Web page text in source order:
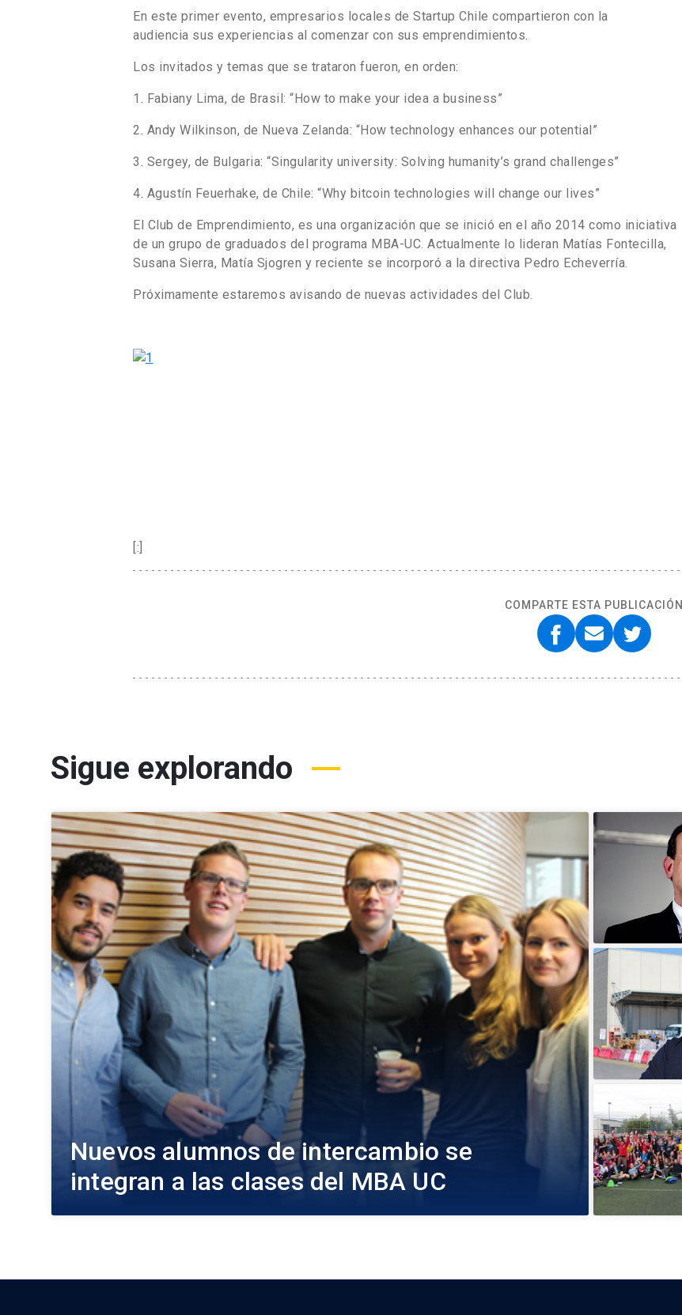
En este primer evento, empresarios locales de Startup Chile compartieron con la
audiencia sus experiencias al comenzar con sus emprendimientos.
Los invitados y temas que se trataron fueron, en orden:
1. Fabiany Lima, de Brasil: “How to make your idea a business”
2. Andy Wilkinson, de Nueva Zelanda: “How technology enhances our potential”
3. Sergey, de Bulgaria: “Singularity university: Solving humanity’s grand challenges”
4. Agustín Feuerhake, de Chile: “Why bitcoin technologies will change our lives”
El Club de Emprendimiento, es una organización que se inició en el año 2014 como iniciativa
de un grupo de graduados del programa MBA-UC. Actualmente lo lideran Matías Fontecilla,
Susana Sierra, Matía Sjogren y reciente se incorporó a la directiva Pedro Echeverría.
Próximamente estaremos avisando de nuevas actividades del Club.
[:]
COMPARTE ESTA PUBLICACIÓN
Sigue explorando
Nuevos alumnos de intercambio se
integran a las clases del MBA UC